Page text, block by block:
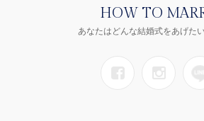
HOW TO
あなたはどんな結婚式をあげた